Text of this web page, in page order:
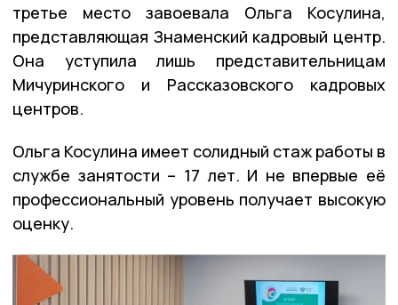
третье место завоевала Ольга Косулина,
представляющая Знаменский кадровый центр.
Она уступила лишь представительницам
Мичуринского и Рассказовского кадровых
центров.
Ольга Косулина имеет солидный стаж работы в
службе занятости – 17 лет. И не впервые её
профессиональный уровень получает высокую
оценку.